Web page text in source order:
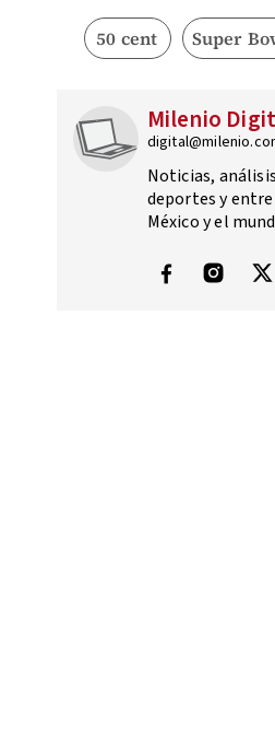
50 cent Super
Milenio
Noticias,
deportes y
México y el